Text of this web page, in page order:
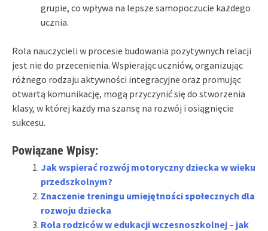
grupie, co wpływa na lepsze samopoczucie każdego
ucznia.
Rola nauczycieli w procesie budowania pozytywnych relacji
jest nie do przecenienia. Wspierając uczniów, organizując
różnego rodzaju aktywności integracyjne oraz promując
otwartą komunikację, mogą przyczynić się do stworzenia
klasy, w której każdy ma szansę na rozwój i osiągnięcie
sukcesu.
Powiązane Wpisy:
Jak wspierać rozwój motoryczny dziecka w wieku
przedszkolnym?
Znaczenie treningu umiejętności społecznych dla
rozwoju dziecka
Rola rodziców w edukacji wczesnoszkolnej – jak